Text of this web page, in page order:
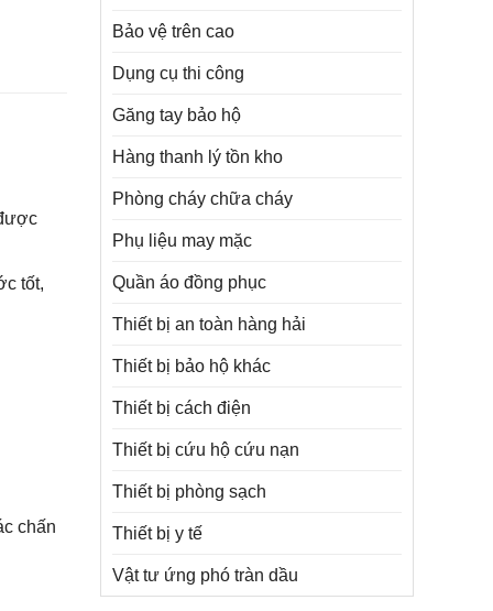
Bảo vệ trên cao
Dụng cụ thi công
Găng tay bảo hộ
Hàng thanh lý tồn kho
Phòng cháy chữa cháy
Phụ liệu may mặc
Quần áo đồng phục
Thiết bị an toàn hàng hải
Thiết bị bảo hộ khác
Thiết bị cách điện
Thiết bị cứu hộ cứu nạn
Thiết bị phòng sạch
Thiết bị y tế
Vật tư ứng phó tràn dầu
tốt,
chấn